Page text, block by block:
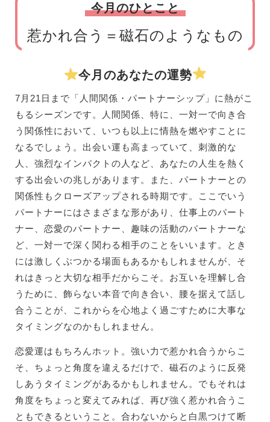
今月のひとこと
惹かれ合う＝磁石のようなもの
今月のあなたの運勢
7月21日まで「人間関係・パートナーシップ」に熱がこ
もるシーズンです。人間関係、特に、一対一で向き合
う関係性において、いつも以上に情熱を燃やすことに
なるでしょう。出会い運も高まっていて、刺激的な
人、強烈なインパクトの人など、あなたの人生を熱く
する出会いの兆しがあります。また、パートナーとの
関係性もクローズアップされる時期です。ここでいう
パートナーにはさまざまな形があり、仕事上のパート
ナー、恋愛のパートナー、趣味の活動のパートナーな
ど、一対一で深く関わる相手のことをいいます。とき
には激しくぶつかる場面もあるかもしれませんが、そ
れはきっと大切な相手だからこそ。お互いを理解し合
うために、飾らない本音で向き合い、腰を据えて話し
合うことが、これからを心地よく過ごすために大事な
タイミングなのかもしれません。
恋愛運はもちろんホット。強い力で惹かれ合うからこ
そ、ちょっと角度を違えるだけで、磁石のように反発
しあうタイミングがあるかもしれません。でもそれは
角度をちょっと変えてみれば、再び強く惹かれ合うこ
ともできるということ。合わないからと白黒つけて断